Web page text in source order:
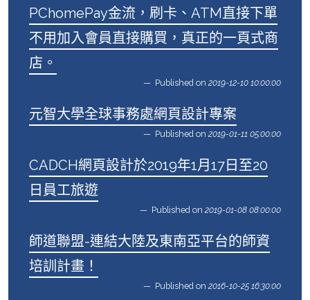
PChomePay金流，刷卡、ATM直接下單
不用加入會員直接購買，真正的一頁式商
店。
Published on 2019-12-10 10:00:00
元智大學全球事務處網頁設計專案
Published on 2019-01-11 05:00:00
CADCH網頁設計於2019年1月17日至20
日員工旅遊
Published on 2019-01-08 08:00:00
師道聯盟-連結大陸及東南亞平台的師資
培訓計畫！
Published on 2016-10-25 16:30:00